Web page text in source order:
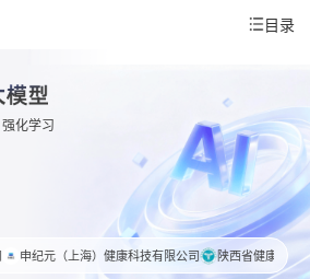
目录
强化学习
申纪元（上海）健康科技有限公司 陕西省健康体检